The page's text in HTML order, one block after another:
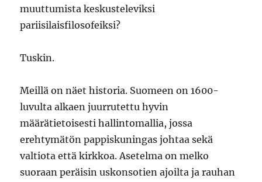
muuttumista keskusteleviksi
pariisilaisfilosofeiksi?
Tuskin.
Meillä on näet historia. Suomeen on 1600-
luvulta alkaen juurrutettu hyvin
määrätietoisesti hallintomallia, jossa
erehtymätön pappiskuningas johtaa sekä
valtiota että kirkkoa. Asetelma on melko
suoraan peräisin uskonsotien ajoilta ja rauhan